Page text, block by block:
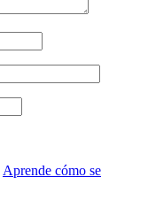
Aprende cómo se